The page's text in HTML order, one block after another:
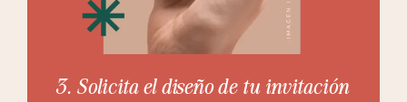
3. Solicita el diseño de tu invitación